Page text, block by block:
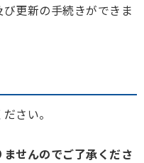
更新の手続きができま
さい。
せんのでご了承くださ